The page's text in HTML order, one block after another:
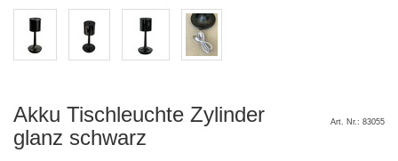
Akku Tischleuchte Zylinder
glanz schwarz
Art. Nr.: 83055